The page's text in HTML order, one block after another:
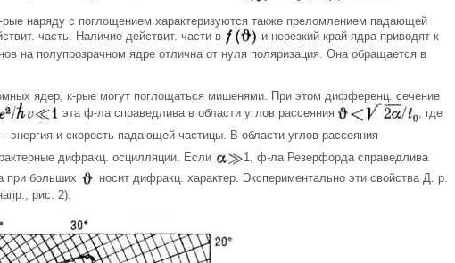
наряду с поглощением характеризуются также преломлением падающей
часть. Наличие действит. части в
и нерезкий край ядра приводят к
на полупрозрачном ядре отлична от нуля поляризация. Она обращается в
ядер, к-рые могут поглощаться мишенями. При этом дифференц. сечение
эта ф-ла справедлива в области углов рассеяния
, где
- энергия и скорость падающей частицы. В области углов рассеяния
дифракц. осцилляции. Если
1, ф-ла Резерфорда справедлива
при больших
носит дифракц. характер. Экспериментально эти свойства Д. р.
рис. 2).